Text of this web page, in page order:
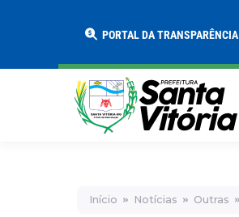
PORTAL DA TRANSPARÊNCIA
Início Notícias Outras